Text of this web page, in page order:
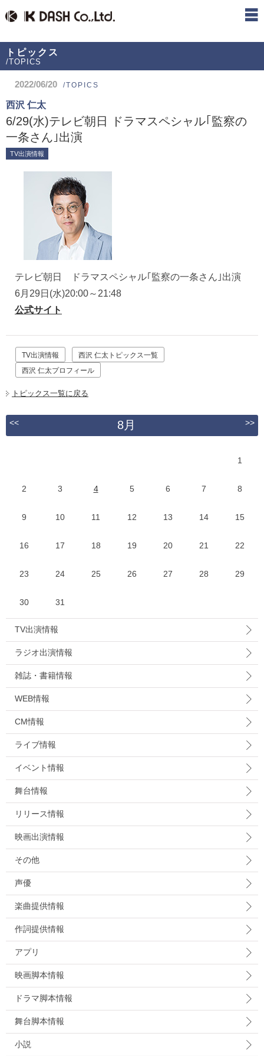
トピックス
/TOPICS
2022/06/20 /TOPICS
西沢 仁太
6/29(水)テレビ朝日 ドラマスペシャル｢監察の
一条さん｣出演
TV出演情報
テレビ朝日 ドラマスペシャル｢監察の一条さん｣出演
6月29日(水)20:00～21:48
公式サイト
TV出演情報
西沢 仁太トピックス一覧
西沢 仁太プロフィール
トピックス一覧に戻る
<< 8月 >>
1
2 3 4 5 6 7 8
9 10 11 12 13 14 15
16 17 18 19 20 21 22
23 24 25 26 27 28 29
30 31
TV出演情報
ラジオ出演情報
雑誌・書籍情報
WEB情報
CM情報
ライブ情報
イベント情報
舞台情報
リリース情報
映画出演情報
その他
声優
楽曲提供情報
作詞提供情報
アプリ
映画脚本情報
ドラマ脚本情報
舞台脚本情報
小説